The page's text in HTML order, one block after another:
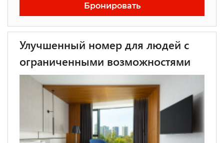
Бронировать
Улучшенный номер для людей с
ограниченными возможностями